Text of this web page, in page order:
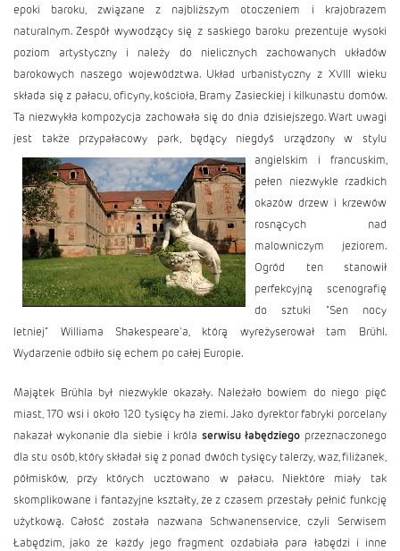
epoki baroku, związane z najbliższym otoczeniem i krajobrazem
naturalnym. Zespół wywodzący się z saskiego baroku prezentuje wysoki
poziom artystyczny i należy do nielicznych zachowanych układów
barokowych naszego województwa. Układ urbanistyczny z XVIII wieku
składa się z pałacu, oficyny, kościoła, Bramy Zasieckiej i kilkunastu domów.
Ta niezwykła kompozycja zachowała się do dnia dzisiejszego. Wart uwagi
jest także przypałacowy park, będący niegdyś urządzony w stylu
angielskim i francuskim,
pełen niezwykle rzadkich
okazów drzew i krzewów
rosnących nad
malowniczym jeziorem.
Ogród ten stanowił
perfekcyjną scenografię
do sztuki "Sen nocy
letniej" Williama Shakespeare'a, którą wyreżyserował tam Brühl.
Wydarzenie odbiło się echem po całej Europie.
Majątek Brühla był niezwykle okazały. Należało bowiem do niego pięć
miast, 170 wsi i około 120 tysięcy ha ziemi. Jako dyrektor fabryki porcelany
nakazał wykonanie dla siebie i króla serwisu łabędziego przeznaczonego
dla stu osób, który składał się z ponad dwóch tysięcy talerzy, waz, filiżanek,
półmisków, przy których ucztowano w pałacu. Niektóre miały tak
skomplikowane i fantazyjne kształty, że z czasem przestały pełnić funkcję
użytkową. Całość została nazwana Schwanenservice, czyli Serwisem
Łabędzim, jako że każdy jego fragment ozdabiała para łabędzi i inne